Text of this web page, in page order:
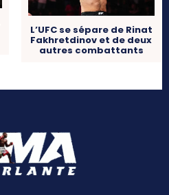
L’UFC se sépare de Rinat
Fakhretdinov et de deux
autres combattants